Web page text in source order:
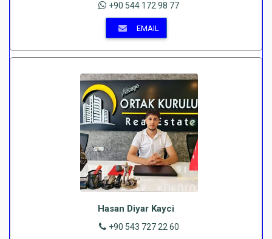
+90 544 172 98 77
EMAIL
Hasan Diyar Kayci
+90 543 727 22 60